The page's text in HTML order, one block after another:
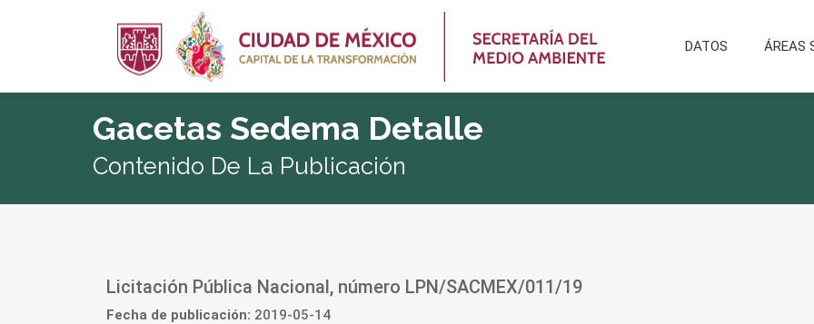
DATOS ÁREAS
Gacetas Sedema Detalle
Contenido De La Publicación
Licitación Pública Nacional, número LPN/SACMEX/011/19
Fecha de publicación: 2019-05-14